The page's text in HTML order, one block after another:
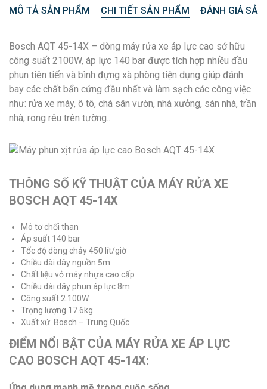
MÔ TẢ SẢN PHẨM CHI TIẾT SẢN PHẨM ĐÁNH GIÁ
Bosch AQT 45-14X – dòng máy rửa xe áp lực cao sở hữu
công suất 2100W, áp lực 140 bar được tích hợp nhiều đầu
phun tiên tiến và bình đựng xà phòng tiện dụng giúp đánh
bay các chất bẩn cứng đầu nhất và làm sạch các công việc
như: rửa xe máy, ô tô, chà sân vườn, nhà xưởng, sàn nhà, trần
nhà, rong rêu trên tường..
THÔNG SỐ KỸ THUẬT CỦA MÁY RỬA XE
BOSCH AQT 45-14X
Mô tơ chổi than
Áp suất 140 bar
Tốc độ dòng chảy 450 lít/giờ
Chiều dài dây nguồn 5m
Chất liệu vỏ máy nhựa cao cấp
Chiều dài dây phun áp lực 8m
Công suất 2.100W
Trọng lượng 17.6kg
Xuất xứ: Bosch – Trung Quốc
ĐIỂM NỔI BẬT CỦA MÁY RỬA XE ÁP LỰC
CAO BOSCH AQT 45-14X: